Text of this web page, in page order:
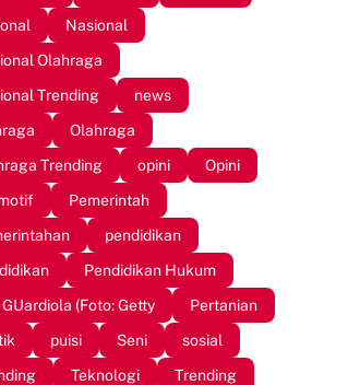
Nasional
Olahraga
Trending
news
Olahraga
Trending
opini
Opini
Pemerintah
pendidikan
Pendidikan Hukum
GUardiola (Foto: Getty
Pertanian
puisi Seni
sosial
Teknologi
Trending